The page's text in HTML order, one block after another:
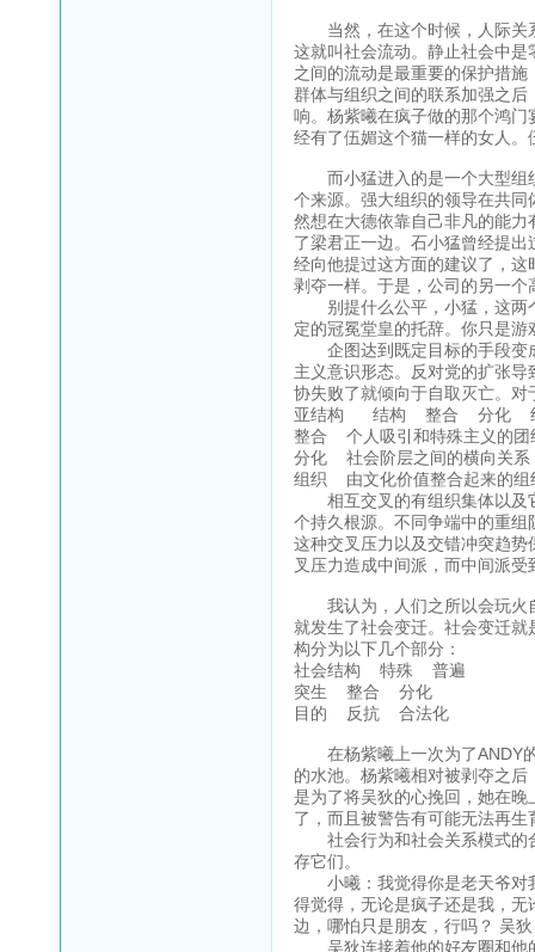
当然，在这个时候，人际关
这就叫社会流动。静止社会中
之间的流动是最重要的保护措
群体与组织之间的联系加强之
响。杨紫曦在疯子做的那个鸿
经有了伍媚这个猫一样的女人
而小猛进入的是一个大型组
个来源。强大组织的领导在共
然想在大德依靠自己非凡的能
了梁君正一边。石小猛曾经提
经向他提过这方面的建议了，
剥夺一样。于是，公司的另一
别提什么公平，小猛，这两
定的冠冕堂皇的托辞。你只是
企图达到既定目标的手段变
主义意识形态。反对党的扩张
协失败了就倾向于自取灭亡。
亚结构 结构 整合 分化
整合 个人吸引和特殊主义的
分化 社会阶层之间的横向关
组织 由文化价值整合起来的
相互交叉的有组织集体以及
个持久根源。不同争端中的重
这种交叉压力以及交错冲突趋
叉压力造成中间派，而中间派
我认为，人们之所以会玩火
就发生了社会变迁。社会变迁
构分为以下几个部分：
社会结构 特殊 普遍
突生 整合 分化
目的 反抗 合法化
在杨紫曦上一次为了ANDY的
的水池。杨紫曦相对被剥夺之
是为了将吴狄的心挽回，她在
了，而且被警告有可能无法再生
社会行为和社会关系模式的
存它们。
小曦：我觉得你是老天爷对
得觉得，无论是疯子还是我，
边，哪怕只是朋友，行吗？ 吴
吴狄连接着他的好友圈和他